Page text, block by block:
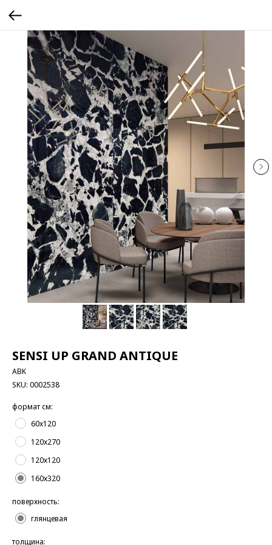
SENSI UP GRAND ANTIQUE
ABK
SKU: 0002538
формат см:
60x120
120x270
120х120
160х320
поверхность:
глянцевая
толщина: